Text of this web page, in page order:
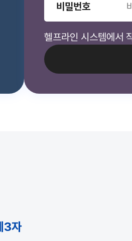
비밀번호
헬프라인 시스템에서
3자